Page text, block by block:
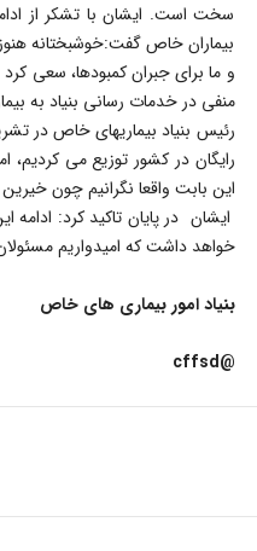
سخت است. ایشان با تشکر از
بیماران خاص گفت:خوشبختانه
و ما برای جبران کمبودها، سعی
منفی در خدمات رسانی بنیاد به
این بابت واقعا نگرانیم چون
ایشان در پایان تاکید کرد:
خواهد داشت که امیدواریم
بنیاد امور بیماری های خاص
@cffsd